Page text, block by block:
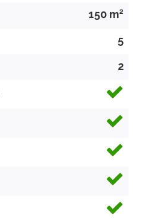
150 m2
5
2